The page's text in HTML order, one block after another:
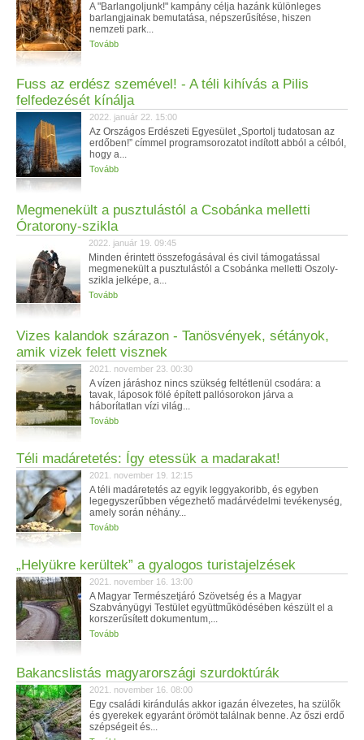
A "Barlangoljunk!" kampány célja hazánk különleges
barlangjainak bemutatása, népszerűsítése, hiszen
nemzeti park...
Tovább
Fuss az erdész szemével! - A téli kihívás a Pilis
felfedezését kínálja
2022. január 22. 15:00
Az Országos Erdészeti Egyesület „Sportolj tudatosan az
erdőben!” címmel programsorozatot indított abból a célból,
hogy a...
Tovább
Megmenekült a pusztulástól a Csobánka melletti
Óratorony-szikla
2022. január 19. 09:45
Minden érintett összefogásával és civil támogatással
megmenekült a pusztulástól a Csobánka melletti Oszoly-
szikla jelképe, a...
Tovább
Vizes kalandok szárazon - Tanösvények, sétányok,
amik vizek felett visznek
2021. november 23. 00:30
A vízen járáshoz nincs szükség feltétlenül csodára: a
tavak, láposok fölé épített pallósorokon járva a
háborítatlan vízi világ...
Tovább
Téli madáretetés: Így etessük a madarakat!
2021. november 19. 12:15
A téli madáretetés az egyik leggyakoribb, és egyben
legegyszerűbben végezhető madárvédelmi tevékenység,
amely során néhány...
Tovább
„Helyükre kerültek” a gyalogos turistajelzések
2021. november 16. 13:00
A Magyar Természetjáró Szövetség és a Magyar
Szabványügyi Testület együttműködésében készült el a
korszerűsített dokumentum,...
Tovább
Bakancslistás magyarországi szurdoktúrák
2021. november 16. 08:00
Egy családi kirándulás akkor igazán élvezetes, ha szülők
és gyerekek egyaránt örömöt találnak benne. Az őszi erdő
szépségeit és...